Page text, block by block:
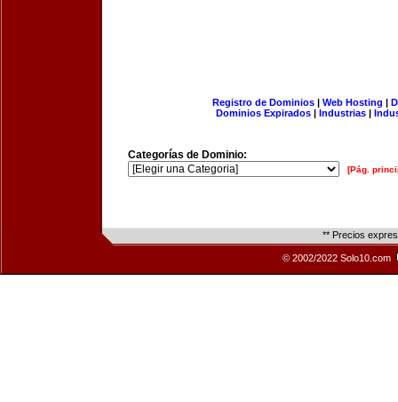
Registro de Dominios| Web Hosting |
Dominios Expirados | Industrias |
Categorías de Dominio:
[Pág.
** Precios
© 2002/2022 Solo10.com